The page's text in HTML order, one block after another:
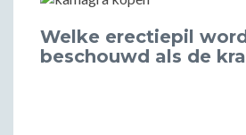
Welke erectiepil
beschouwd als de